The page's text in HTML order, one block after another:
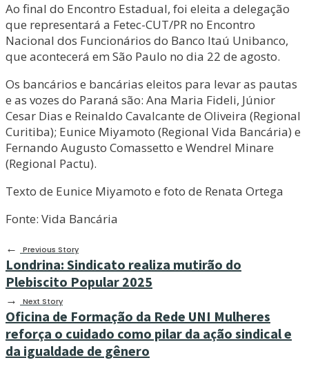
Ao final do Encontro Estadual, foi eleita a delegação
que representará a Fetec-CUT/PR no Encontro
Nacional dos Funcionários do Banco Itaú Unibanco,
que acontecerá em São Paulo no dia 22 de agosto.
Os bancários e bancárias eleitos para levar as pautas
e as vozes do Paraná são: Ana Maria Fideli, Júnior
Cesar Dias e Reinaldo Cavalcante de Oliveira (Regional
Curitiba); Eunice Miyamoto (Regional Vida Bancária) e
Fernando Augusto Comassetto e Wendrel Minare
(Regional Pactu).
Texto de Eunice Miyamoto e foto de Renata Ortega
Fonte: Vida Bancária
←
Previous Story
Londrina: Sindicato realiza mutirão do
Plebiscito Popular 2025
→ Next Story
Oficina de Formação da Rede UNI Mulheres
reforça o cuidado como pilar da ação sindical e
da igualdade de gênero